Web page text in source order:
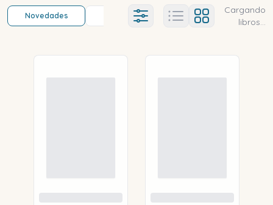
Novedades Título (a-z) Título (z-a)
Ajustes abierto
Cargando
libros...